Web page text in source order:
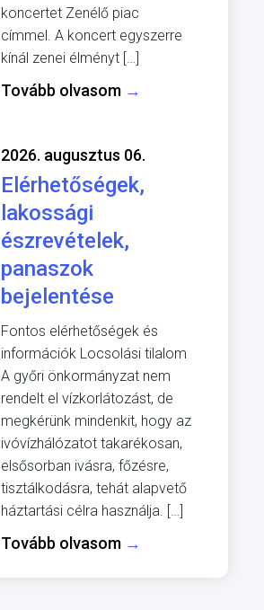
koncertet Zenélő piac
címmel. A koncert egyszerre
kínál zenei élményt […]
Tovább olvasom →
2026. augusztus 06.
Elérhetőségek,
lakossági
észrevételek,
panaszok
bejelentése
Fontos elérhetőségek és
információk Locsolási tilalom
A győri önkormányzat nem
rendelt el vízkorlátozást, de
megkérünk mindenkit, hogy az
ivóvízhálózatot takarékosan,
elsősorban ivásra, főzésre,
tisztálkodásra, tehát alapvető
háztartási célra használja. […]
Tovább olvasom →